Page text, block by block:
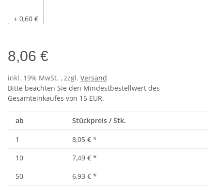
Pacific
+ 0,60 €
8,06 €
inkl. 19% MwSt. , zzgl. Versand
Bitte beachten Sie den Mindestbestellwert des
Gesamteinkaufes von 15 EUR.
ab Stückpreis / Stk.
1 8,05 € *
10
7,49 € *
50
6,93 € *